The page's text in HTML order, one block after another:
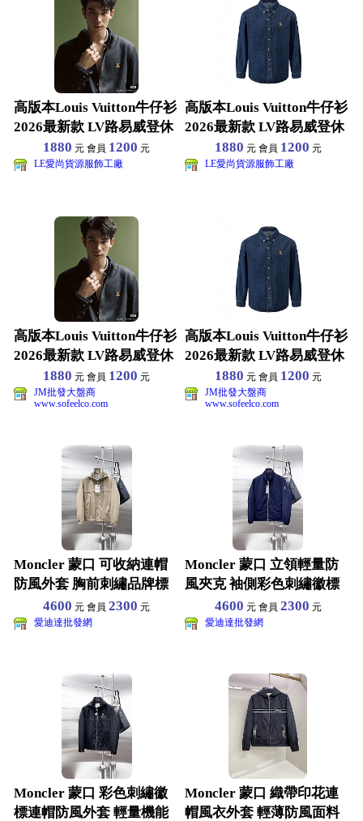
高版本Louis Vuitton牛仔衫
2026最新款 LV路易威登休
1880 元 會員 1200 元
LE愛尚貨源服飾工廠
高版本Louis Vuitton牛仔衫
2026最新款 LV路易威登休
1880 元 會員 1200 元
LE愛尚貨源服飾工廠
高版本Louis Vuitton牛仔衫
2026最新款 LV路易威登休
1880 元 會員 1200 元
JM批發大盤商
www.sofeelco.com
高版本Louis Vuitton牛仔衫
2026最新款 LV路易威登休
1880 元 會員 1200 元
JM批發大盤商
www.sofeelco.com
Moncler 蒙口 可收納連帽
防風外套 胸前刺繡品牌標
識 拉鍊開合側
4600 元 會員2300 元
愛迪達批發網
Moncler 蒙口 立領輕量防
風夾克 袖側彩色刺繡徽標
白拉鍊彈力袖
4600 元 會員 2300 元
愛迪達批發網
Moncler 蒙口 彩色刺繡徽
標連帽防風外套 輕量機能
Moncler 蒙口 織帶印花連
帽風衣外套 輕薄防風面料